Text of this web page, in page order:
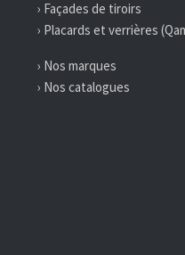
› Façades de tiroirs
› Placards et verrières
› Nos marques
› Nos catalogues